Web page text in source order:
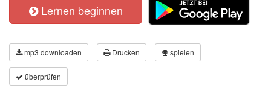
Lernen beginnen
mp3 downloaden Drucken spielen
überprüfen